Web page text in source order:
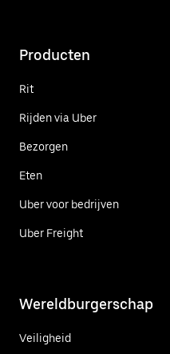
Producten
Rit
Rijden via Uber
Bezorgen
Eten
Uber voor bedrijven
Uber Freight
Wereldburgerschap
Veiligheid